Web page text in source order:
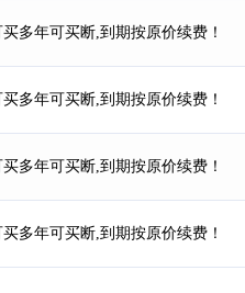
多年可买断,到期按原价续费！
多年可买断,到期按原价续费！
多年可买断,到期按原价续费！
多年可买断,到期按原价续费！